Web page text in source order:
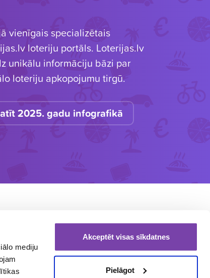
mediju
Akceptēt visas sīkdatnes
Pielāgot
vienīgais specializētais
loteriju portāls. Loterijas.lv
unikālu informāciju bāzi par
loteriju apkopojumu tirgū.
2025. gadu infografikā
jūsu loterijai sasniegt labākos
Zvaniet
vai rakstiet